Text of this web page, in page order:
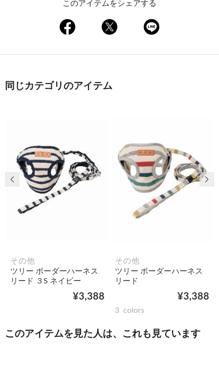
このアイテムをシェアする
同じカテゴリのアイテム
その他
ツリー ボーダーハーネス
リード ３S ネイビー
¥3,388
その他
ツリー ボーダーハーネス
リード
¥3,388
3 colors
前の画像 次
このアイテムを見た人は、これも見ています